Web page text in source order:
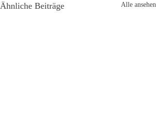
Ähnliche Beiträge Alle ansehen